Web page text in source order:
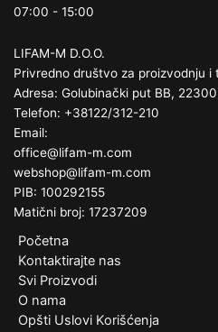
07:00 - 15:00
LIFAM-M D.O.O.
Privredno društvo za proizvodnju i
Adresa: Golubinački put BB,
Telefon: +38122/312-210
Email:
office@lifam-m.com
webshop@lifam-m.com
PIB: 100292155
Matični broj: 17237209
Početna
Kontaktirajte nas
Svi Proizvodi
O nama
Opšti Uslovi Korišćenja